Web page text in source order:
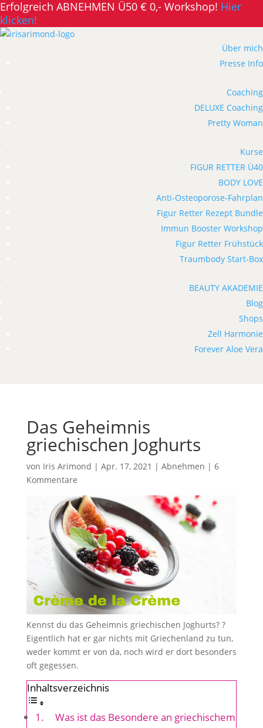
Erfolgreich ABNEHMEN Ü50 € 0,- Workshop! Hier
klicken!
Über mich
Presse Info
Coaching
DELUXE Coaching
Pretty Woman
Kurse
FIGUR RETTER Ü40
BODY LOVE
Anti-Osteoporose-Fahrplan
Figur Retter Rezept Bundle
Immun Booster Workshop
Figur Retter Frühstück
Traumbody Start-Box
BEAUTY AKADEMIE
Blog
Shops
Zell Harmonie
Forever Aloe Vera
Das Geheimnis
griechischen Joghurts
von Iris Arimond | Apr. 17, 2021 | Abnehmen | 6
Kommentare
Kennst du das Geheimnis griechischen Joghurts? ?⠀
Eigentlich hat er gar nichts mit Griechenland zu tun,
weder kommt er von da, noch wird er dort besonders
oft gegessen.
Inhaltsverzeichnis
⠀ Was ist das Besondere an griechischem